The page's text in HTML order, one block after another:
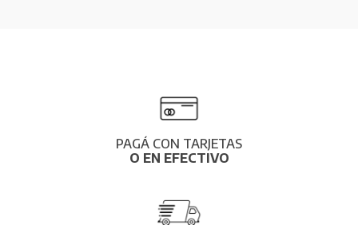
PAGÁ CON TARJETAS
O EN EFECTIVO